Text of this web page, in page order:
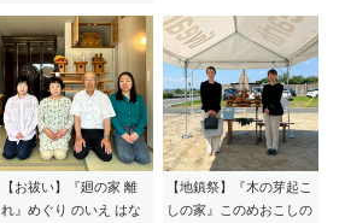
【お祓い】『廻の家 離
れ』めぐり のいえ はな
【地鎮祭】『木の芽起こ
しの家』このめおこしの